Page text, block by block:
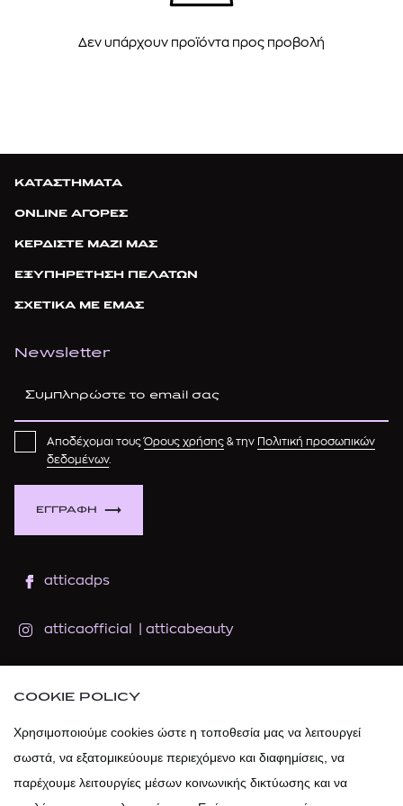
Δεν υπάρχουν προϊόντα προς προβολή
ΚΑΤΑΣΤΗΜΑΤΑ
ONLINE ΑΓΟΡΕΣ
ΚΕΡΔΙΣΤΕ ΜΑΖΙ ΜΑΣ
ΕΞΥΠΗΡΕΤΗΣΗ ΠΕΛΑΤΩΝ
ΣΧΕΤΙΚΑ ΜΕ ΕΜΑΣ
Newsletter
ΕΓΓΡΑΦΗ
Αποδέχομαι τουςΌρους χρήσης & την Πολιτική προσωπικών
δεδομένων.
atticadps
atticaofficial atticabeauty
atticadps
COOKIE POLICY
Χρησιμοποιούμε cookies ώστε η τοποθεσία μας να λειτουργεί
σωστά, να εξατομικεύουμε περιεχόμενο και διαφημίσεις, να
παρέχουμε λειτουργίες μέσων κοινωνικής δικτύωσης και να